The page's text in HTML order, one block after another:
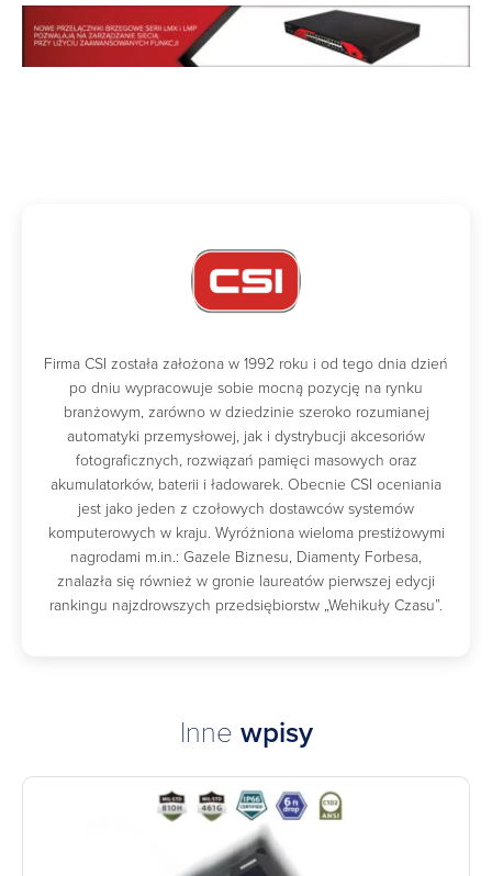
Firma CSI została założona w 1992 roku i od tego dnia dzień
po dniu wypracowuje sobie mocną pozycję na rynku
branżowym, zarówno w dziedzinie szeroko rozumianej
automatyki przemysłowej, jak i dystrybucji akcesoriów
fotograficznych, rozwiązań pamięci masowych oraz
akumulatorków, baterii i ładowarek. Obecnie CSI oceniania
jest jako jeden z czołowych dostawców systemów
komputerowych w kraju. Wyróżniona wieloma prestiżowymi
nagrodami m.in.: Gazele Biznesu, Diamenty Forbesa,
znalazła się również w gronie laureatów pierwszej edycji
rankingu najzdrowszych przedsiębiorstw „Wehikuły Czasu”.
Inne wpisy